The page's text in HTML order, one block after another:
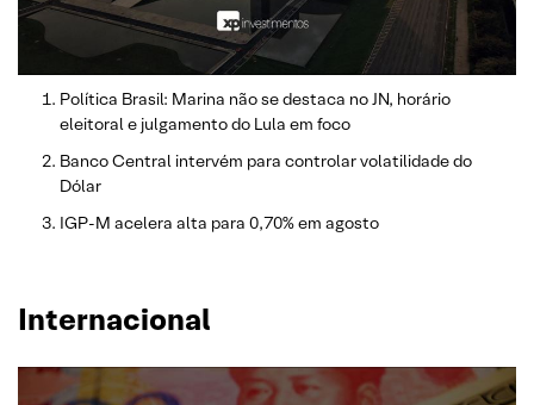
Política Brasil: Marina não se destaca no JN, horário
eleitoral e julgamento do Lula em foco
Banco Central intervém para controlar volatilidade do
Dólar
IGP-M acelera alta para 0,70% em agosto
Internacional